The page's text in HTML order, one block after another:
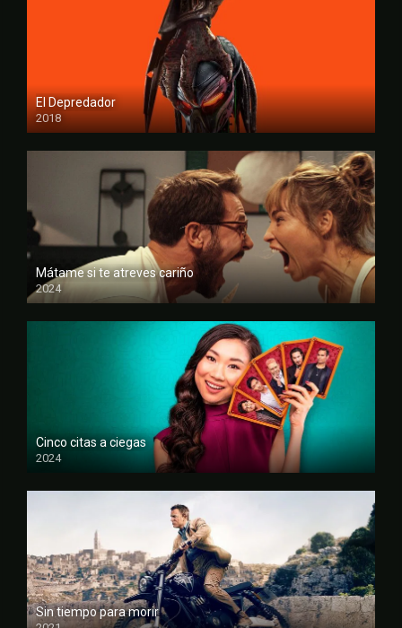
El Depredador
2018
FULL HD
Mátame si te atreves cariño
2024
FULL HD
Cinco citas a ciegas
2024
FULL HD
Sin tiempo para morir